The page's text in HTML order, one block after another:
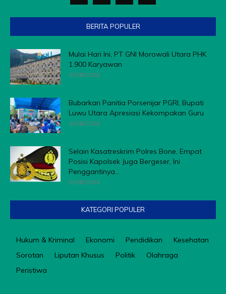
BERITA POPULER
Mulai Hari Ini, PT GNI Morowali Utara PHK
1.900 Karyawan
05/08/2026
Bubarkan Panitia Porsenijar PGRI, Bupati
Luwu Utara Apresiasi Kekompakan Guru
03/08/2026
Selain Kasatreskrim Polres Bone, Empat
Posisi Kapolsek Juga Bergeser, Ini
Penggantinya...
01/08/2026
KATEGORI POPULER
Hukum & Kriminal Ekonomi Pendidikan
Kesehatan
Sorotan
Liputan Khusus Politik
Olahraga
Peristiwa